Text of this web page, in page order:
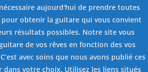
aujourd'hui de prendre toutes
pour obtenir la guitare qui vous convient
résultats possibles. Notre site vous
de vos rêves en fonction des vos
avec soins que nous avons publié ces
votre choix. Utilisez les liens situés